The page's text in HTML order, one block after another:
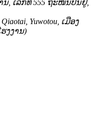
, ເລກທີ 555 ຖະໜົນປັນຢູ,
Yuwotou, ເມືອງ
ງງານ)